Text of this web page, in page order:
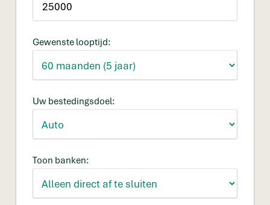
Gewenste looptijd:
Uw bestedingsdoel:
Toon banken: